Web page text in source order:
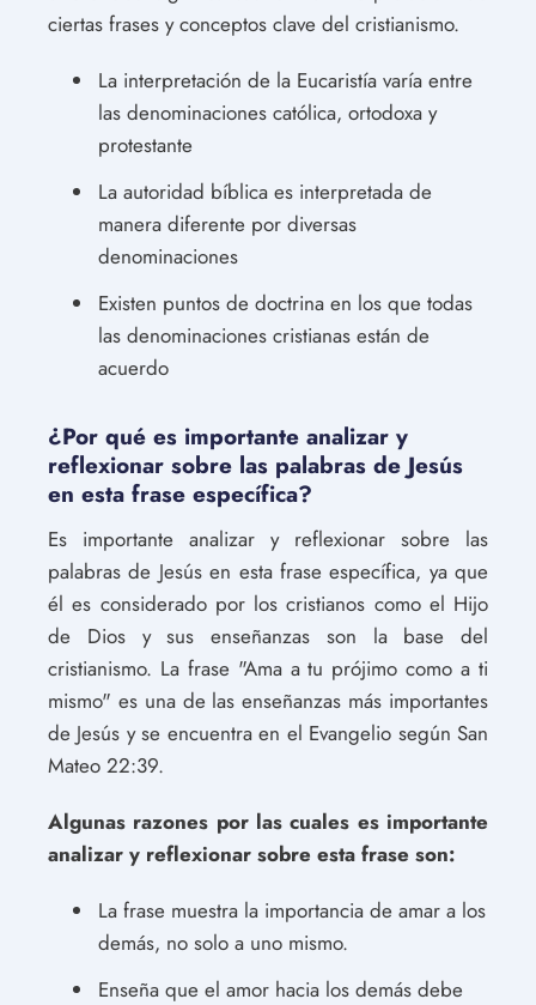
ciertas frases y conceptos clave del cristianismo.
La interpretación de la Eucaristía varía entre
las denominaciones católica, ortodoxa y
protestante
La autoridad bíblica es interpretada de
manera diferente por diversas
denominaciones
Existen puntos de doctrina en los que todas
las denominaciones cristianas están de
acuerdo
¿Por qué es importante analizar y
reflexionar sobre las palabras de Jesús
en esta frase específica?
Es importante analizar y reflexionar sobre las
palabras de Jesús en esta frase específica, ya que
él es considerado por los cristianos como el Hijo
de Dios y sus enseñanzas son la base del
cristianismo. La frase "Ama a tu prójimo como a ti
mismo" es una de las enseñanzas más importantes
de Jesús y se encuentra en el Evangelio según San
Mateo 22:39.
Algunas razones por las cuales es importante
analizar y reflexionar sobre esta frase son:
La frase muestra la importancia de amar a los
demás, no solo a uno mismo.
Enseña que el amor hacia los demás debe